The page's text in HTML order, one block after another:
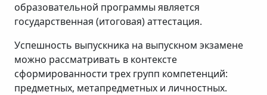
образовательной программы является
государственная (итоговая) аттестация.
Успешность выпускника на выпускном экзамене
можно рассматривать в контексте
сформированности трех групп компетенций:
предметных, метапредметных и личностных.